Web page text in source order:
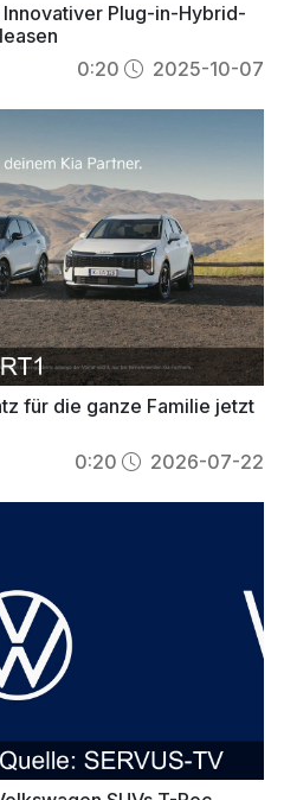
Innovativer Plug-in-Hybrid-
0:20 2025-10-07
für die ganze Familie jetzt
0:20 2026-07-22